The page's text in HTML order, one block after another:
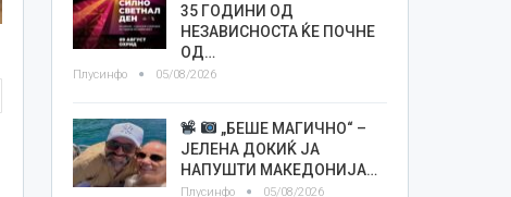
35 ГОДИНИ ОД
НЕЗАВИСНОСТА ЌЕ ПОЧНЕ
ОД…
Плусинфо 05/08/2026
„БЕШЕ МАГИЧНО“ –
ЈЕЛЕНА ДОКИЌ ЈА
НАПУШТИ МАКЕДОНИЈА…
Плусинфо 05/08/2026